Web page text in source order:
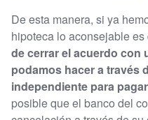
De esta manera, si ya
hipoteca lo aconsejable es
de cerrar el acuerdo con
podamos hacer a través
independiente para
posible que el banco del